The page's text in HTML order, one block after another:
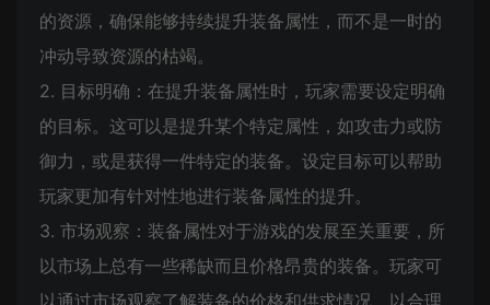
的资源，确保能够持续提升装备属性，而不是一时的
冲动导致资源的枯竭。
2. 目标明确：在提升装备属性时，玩家需要设定明确
的目标。这可以是提升某个特定属性，如攻击力或防
御力，或是获得一件特定的装备。设定目标可以帮助
玩家更加有针对性地进行装备属性的提升。
3. 市场观察：装备属性对于游戏的发展至关重要，所
以市场上总有一些稀缺而且价格昂贵的装备。玩家可